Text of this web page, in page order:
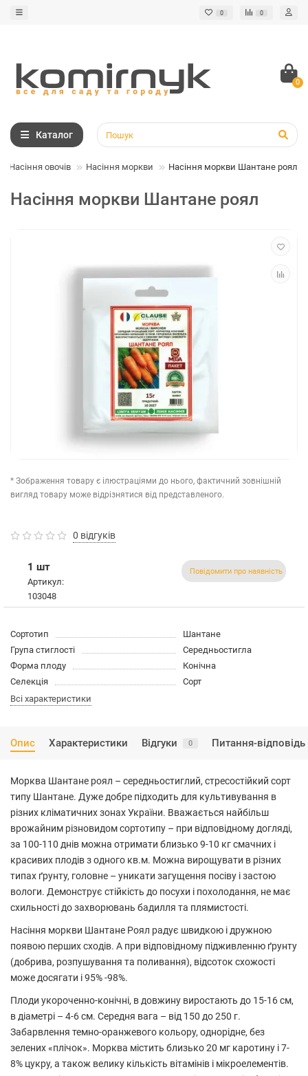
0 0
0
Каталог
Насіння овочів Насіння моркви Насіння моркви Шантане роял
Насіння моркви Шантане роял
* Зображення товару є ілюстраціями до нього, фактичний зовнішній
вигляд товару може відрізнятися від представленого.
0 відгуків
1 шт
Артикул:
103048
Повідомити про наявність
Сортотип
Шантане
Група стиглості
Середньостигла
Форма плоду
Конічна
Селекція
Сорт
Всі характеристики
Опис Характеристики Відгуки 0 Питання-відповідь
Морква Шантане роял – середньостиглий, стресостійкий сорт
типу Шантане. Дуже добре підходить для культивування в
різних кліматичних зонах України. Вважається найбільш
врожайним різновидом сортотипу – при відповідному догляді,
за 100-110 днів можна отримати близько 9-10 кг смачних і
красивих плодів з одного кв.м. Можна вирощувати в різних
типах ґрунту, головне – уникати загущення посіву і застою
вологи. Демонструє стійкість до посухи і похолодання, не має
схильності до захворювань бадилля та плямистості.
Насіння моркви Шантане Роял радує швидкою і дружною
появою перших сходів. А при відповідному підживленню ґрунту
(добрива, розпушування та поливання), відсоток схожості
може досягати і 95% -98%.
Плоди укороченно-конічні, в довжину виростають до 15-16 см,
в діаметрі – 4-6 см. Середня вага – від 150 до 250 г.
Забарвлення темно-оранжевого кольору, однорідне, без
зелених «плічок». Морква містить близько 20 мг каротину і 7-
8% цукру, а також велику кількість вітамінів і мікроелементів.